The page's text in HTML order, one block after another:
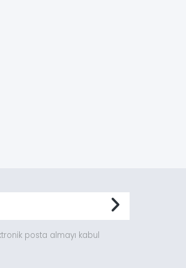
posta almayı kabul